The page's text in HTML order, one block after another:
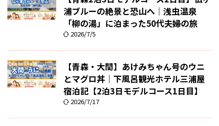
浦ブルーの絶景と恐山へ｜浅虫温泉
「柳の湯」に泊まった50代夫婦の旅
2026/7/5
【青森・大間】あけみちゃん号のウニ
とマグロ丼｜下風呂観光ホテル三浦屋
宿泊記【2泊3日モデルコース1日目】
2026/7/17